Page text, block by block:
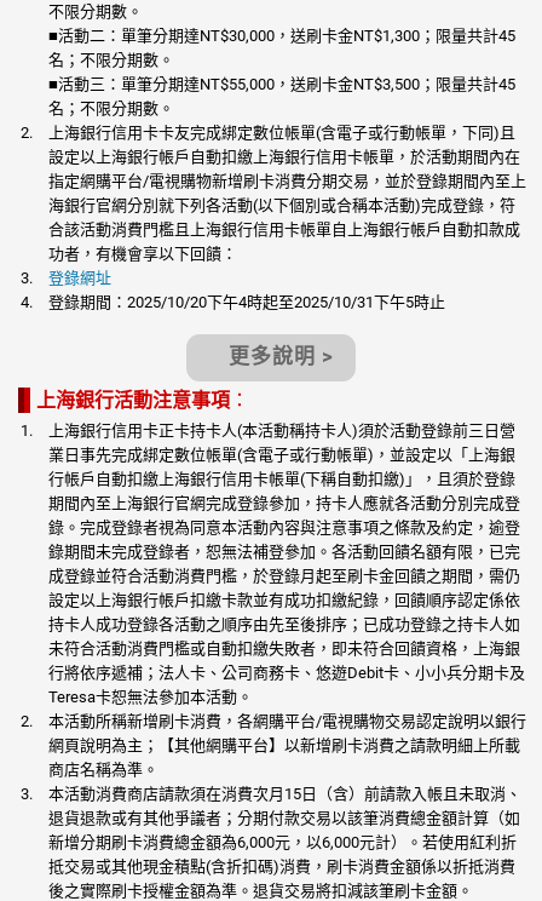
不限分期數。
■活動二：單筆分期達NT$30,000，送刷卡金NT$1,300；限量共計45
名；不限分期數。
■活動三：單筆分期達NT$55,000，送刷卡金NT$3,500；限量共計45
名；不限分期數。
上海銀行信用卡卡友完成綁定數位帳單(含電子或行動帳單，下同)且
設定以上海銀行帳戶自動扣繳上海銀行信用卡帳單，於活動期間內在
指定網購平台/電視購物新增刷卡消費分期交易，並於登錄期間內至上
海銀行官網分別就下列各活動(以下個別或合稱本活動)完成登錄，符
合該活動消費門檻且上海銀行信用卡帳單自上海銀行帳戶自動扣款成
功者，有機會享以下回饋：
登錄網址
登錄期間：2025/10/20下午4時起至2025/10/31下午5時止
更多說明 >
上海銀行活動注意事項 ：
上海銀行信用卡正卡持卡人(本活動稱持卡人)須於活動登錄前三日營
業日事先完成綁定數位帳單(含電子或行動帳單)，並設定以「上海銀
行帳戶自動扣繳上海銀行信用卡帳單(下稱自動扣繳)」，且須於登錄
期間內至上海銀行官網完成登錄參加，持卡人應就各活動分別完成登
錄。完成登錄者視為同意本活動內容與注意事項之條款及約定，逾登
錄期間未完成登錄者，恕無法補登參加。各活動回饋名額有限，已完
成登錄並符合活動消費門檻，於登錄月起至刷卡金回饋之期間，需仍
設定以上海銀行帳戶扣繳卡款並有成功扣繳紀錄，回饋順序認定係依
持卡人成功登錄各活動之順序由先至後排序；已成功登錄之持卡人如
未符合活動消費門檻或自動扣繳失敗者，即未符合回饋資格，上海銀
行將依序遞補；法人卡、公司商務卡、悠遊Debit卡、小小兵分期卡及
Teresa卡恕無法參加本活動。
本活動所稱新增刷卡消費，各網購平台/電視購物交易認定說明以銀行
網頁說明為主；【其他網購平台】以新增刷卡消費之請款明細上所載
商店名稱為準。
本活動消費商店請款須在消費次月15日（含）前請款入帳且未取消、
退貨退款或有其他爭議者；分期付款交易以該筆消費總金額計算（如
新增分期刷卡消費總金額為6,000元，以6,000元計）。若使用紅利折
抵交易或其他現金積點(含折扣碼)消費，刷卡消費金額係以折抵消費
後之實際刷卡授權金額為準。退貨交易將扣減該筆刷卡金額。